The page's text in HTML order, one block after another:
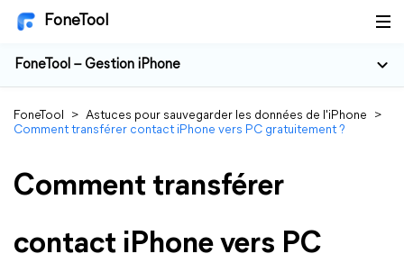
FoneTool
FoneTool – Gestion iPhone
FoneTool > Astuces pour sauvegarder les données de l'iPhone
>
Comment transférer contact iPhone vers PC gratuitement ?
Comment transférer
contact iPhone vers PC